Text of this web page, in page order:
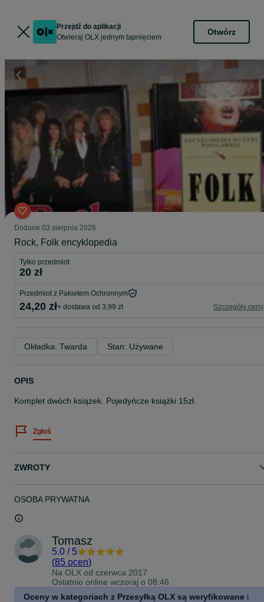
Przejdź do aplikacji
Otwieraj OLX jednym tapnięciem
Otwórz
Dodane 03 sierpnia 2026
Rock, Folk encyklopedia
Tylko przedmiot
20 zł
Przedmiot z Pakietem Ochronnym
24,20 zł+ dostawa od 3,99 zł Szczegóły ceny
Okładka: Twarda Stan: Używane
OPIS
Komplet dwóch książek. Pojedyńcze książki 15zł.
Zgłoś
ZWROTY
OSOBA PRYWATNA
Tomasz
5.0 / 5
(85 ocen)
Na OLX od czerwca 2017
Ostatnio online wczoraj o 08:46
Oceny w kategoriach z Przesyłką OLX są weryfikowane i